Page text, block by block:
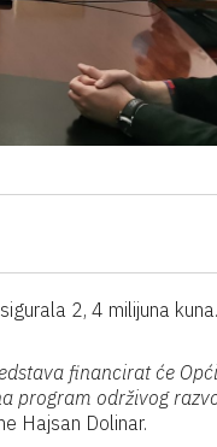
2, 4 milijuna
financirat će
program održivog
Hajsan Dolinar.